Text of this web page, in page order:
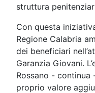
struttura
Con questa
Regione Calabria
dei beneficiari
Garanzia Giovani.
Rossano - continua
proprio valore